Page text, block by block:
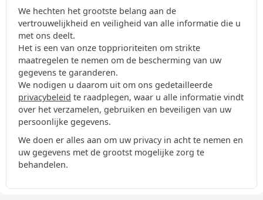
We hechten het grootste belang aan de
vertrouwelijkheid en veiligheid van alle informatie die u
met ons deelt.
Het is een van onze topprioriteiten om strikte
maatregelen te nemen om de bescherming van uw
gegevens te garanderen.
We nodigen u daarom uit om ons gedetailleerde
privacybeleid te raadplegen, waar u alle informatie vindt
over het verzamelen, gebruiken en beveiligen van uw
persoonlijke gegevens.
We doen er alles aan om uw privacy in acht te nemen en
uw gegevens met de grootst mogelijke zorg te
behandelen.